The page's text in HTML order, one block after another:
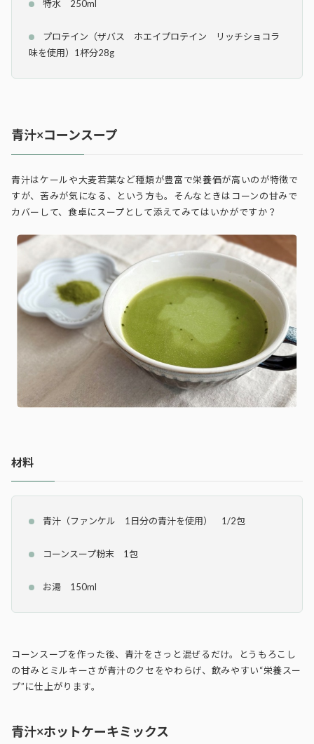
特水 250ml
プロテイン（ザバス ホエイプロテイン リッチショコラ
味を使用）1杯分28g
青汁×コーンスープ
青汁はケールや大麦若葉など種類が豊富で栄養価が高いのが特徴で
すが、苦みが気になる、という方も。そんなときはコーンの甘みで
カバーして、食卓にスープとして添えてみてはいかがですか？
材料
青汁（ファンケル 1日分の青汁を使用） 1/2包
コーンスープ粉末 1包
お湯 150ml
コーンスープを作った後、青汁をさっと混ぜるだけ。とうもろこし
の甘みとミルキーさが青汁のクセをやわらげ、飲みやすい“栄養スー
プ”に仕上がります。
青汁×ホットケーキミックス